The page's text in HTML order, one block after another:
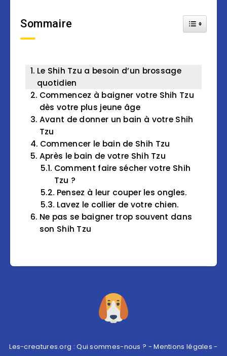
Sommaire Toggle
Le Shih Tzu a besoin d’un brossage
quotidien
Commencez à baigner votre Shih Tzu
dès votre plus jeune âge
Avant de donner un bain à votre Shih
Tzu
Commencer le bain de Shih Tzu
Après le bain de votre Shih Tzu
Comment faire sécher votre Shih
Tzu ?
Pensez à leur couper les ongles.
Lavez le collier de votre chien.
Ne pas se baigner trop souvent dans
son Shih Tzu
Les-creatures.org :Qui sommes-nous ? -Mentions légales -